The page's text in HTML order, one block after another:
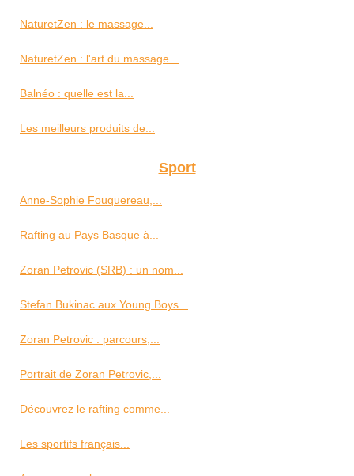
NaturetZen : le massage...
NaturetZen : l'art du massage...
Balnéo : quelle est la...
Les meilleurs produits de...
Sport
Anne-Sophie Fouquereau,...
Rafting au Pays Basque à...
Zoran Petrovic (SRB) : un nom...
Stefan Bukinac aux Young Boys...
Zoran Petrovic : parcours,...
Portrait de Zoran Petrovic,...
Découvrez le rafting comme...
Les sportifs français...